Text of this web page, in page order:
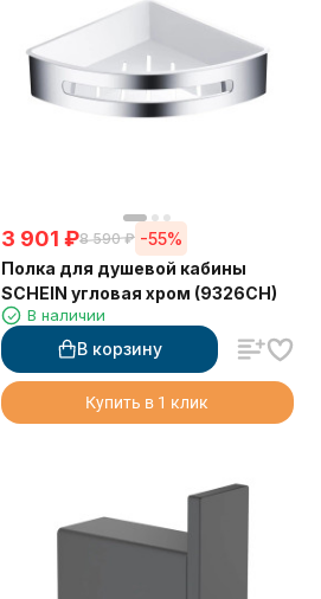
3 901 ₽8 590 ₽ -55%
Полка для душевой кабины
SCHEIN угловая хром (9326CH)
В наличии
В корзину
Купить в 1 клик